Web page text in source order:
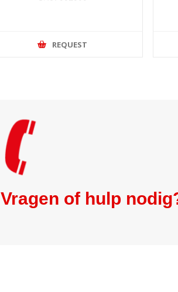
REQUEST
Vragen of hulp